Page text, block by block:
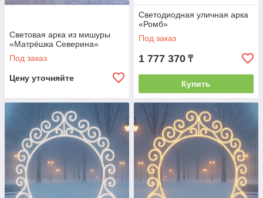
Световая арка из мишуры
«Матрёшка Северина»
Под заказ
Цену уточняйте
Светодиодная уличная арка
«Ромб»
Под заказ
1 777 370 ₸
Купить